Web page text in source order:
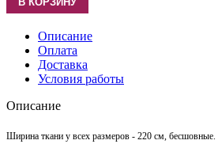
Описание
Оплата
Доставка
Условия работы
Описание
Ширина ткани у всех размеров - 220 см, бесшовные.